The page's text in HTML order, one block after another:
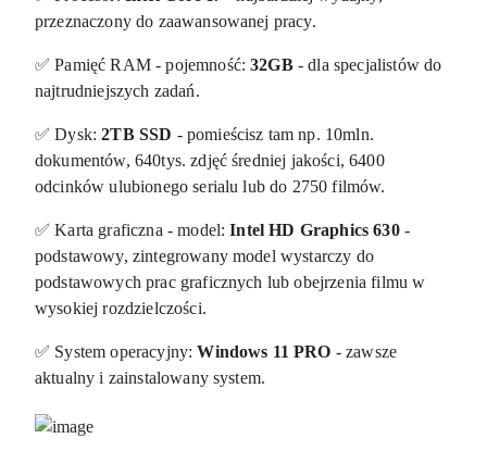
przeznaczony do zaawansowanej pracy.
✅ Pamięć RAM - pojemność:32GB- dla specjalistów do
najtrudniejszych zadań.
✅ Dysk:2TB SSD - pomieścisz tam np. 10mln.
dokumentów, 640tys. zdjęć średniej jakości, 6400
odcinków ulubionego serialu lub do 2750 filmów.
✅ Karta graficzna - model:Intel HD Graphics 630-
podstawowy, zintegrowany model wystarczy do
podstawowych prac graficznych lub obejrzenia filmu w
wysokiej rozdzielczości.
✅ System operacyjny:Windows 11 PRO - zawsze
aktualny i zainstalowany system.